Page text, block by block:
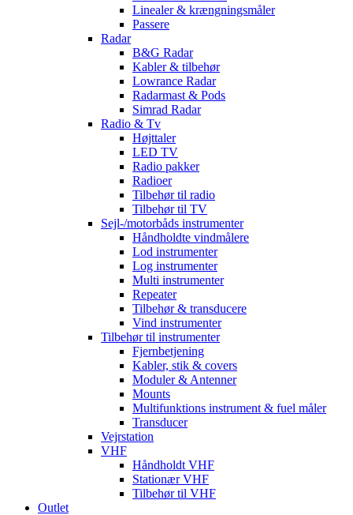
Linealer & krængningsmåler
Passere
Radar
B&G Radar
Kabler & tilbehør
Lowrance Radar
Radarmast & Pods
Simrad Radar
Radio & Tv
Højttaler
LED TV
Radio pakker
Radioer
Tilbehør til radio
Tilbehør til TV
Sejl-/motorbåds instrumenter
Håndholdte vindmålere
Lod instrumenter
Log instrumenter
Multi instrumenter
Repeater
Tilbehør & transducere
Vind instrumenter
Tilbehør til instrumenter
Fjernbetjening
Kabler, stik & covers
Moduler & Antenner
Mounts
Multifunktions instrument & fuel måler
Transducer
Vejrstation
VHF
Håndholdt VHF
Stationær VHF
Tilbehør til VHF
Outlet